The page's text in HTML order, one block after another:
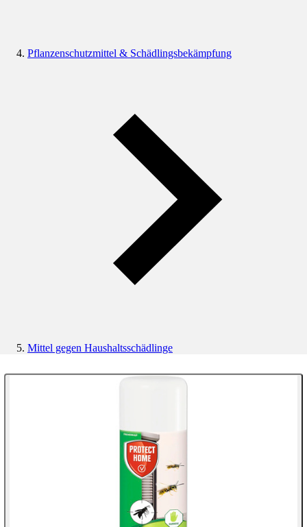
Pflanzenschutzmittel & Schädlingsbekämpfung
Mittel gegen Haushaltsschädlinge